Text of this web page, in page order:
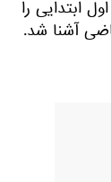
ابتدایی را
آشنا شد.